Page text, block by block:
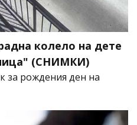
колело на дете
(СНИМКИ)
за рождения ден на